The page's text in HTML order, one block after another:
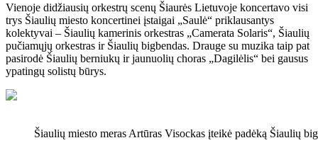
Vienoje didžiausių orkestrų scenų Šiaurės Lietuvoje koncertavo visi
trys Šiaulių miesto koncertinei įstaigai „Saulė“ priklausantys
kolektyvai – Šiaulių kamerinis orkestras „Camerata Solaris“, Šiaulių
pučiamųjų orkestras ir Šiaulių bigbendas. Drauge su muzika taip pat
pasirodė Šiaulių berniukų ir jaunuolių choras „Dagilėlis“ bei gausus
ypatingų solistų būrys.
Šiaulių miesto meras Artūras Visockas įteikė padėką Šiaulių